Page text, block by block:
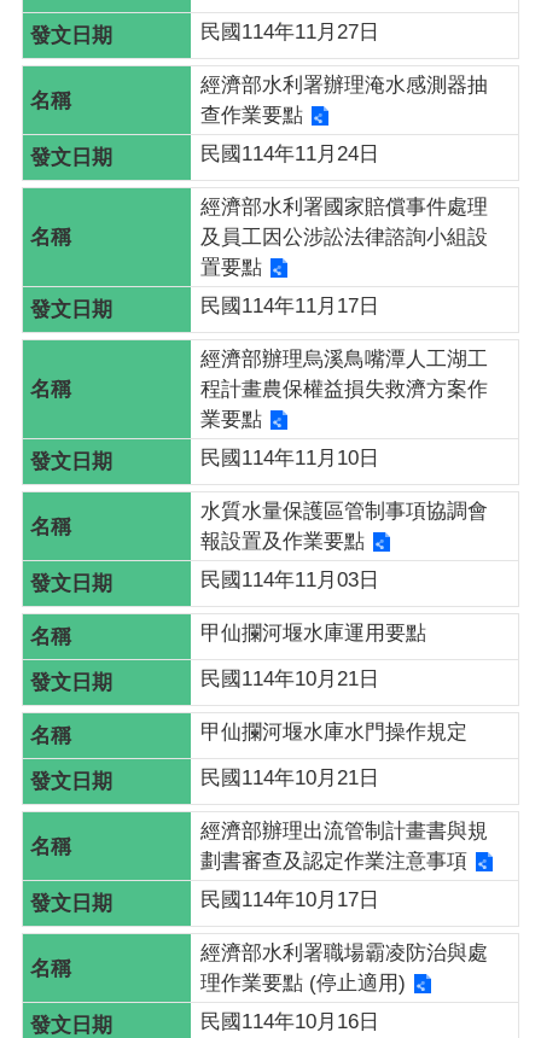
站
導
回
首
頁
意
信
箱
隱
私
權
政
策
網
站
安
全
政
策
民國114年11月27日
經濟部水利署辦理淹水感測器抽
查作業要點
民國114年11月24日
經濟部水利署國家賠償事件處理
及員工因公涉訟法律諮詢小組設
置要點
民國114年11月17日
經濟部辦理烏溪鳥嘴潭人工湖工
程計畫農保權益損失救濟方案作
業要點
民國114年11月10日
水質水量保護區管制事項協調會
報設置及作業要點
民國114年11月03日
甲仙攔河堰水庫運用要點
民國114年10月21日
甲仙攔河堰水庫水門操作規定
民國114年10月21日
經濟部辦理出流管制計畫書與規
劃書審查及認定作業注意事項
民國114年10月17日
經濟部水利署職場霸凌防治與處
理作業要點 (停止適用)
民國114年10月16日